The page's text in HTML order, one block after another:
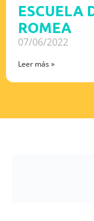
ESCUELA
ROMEA
07/06/2022
Leer más »